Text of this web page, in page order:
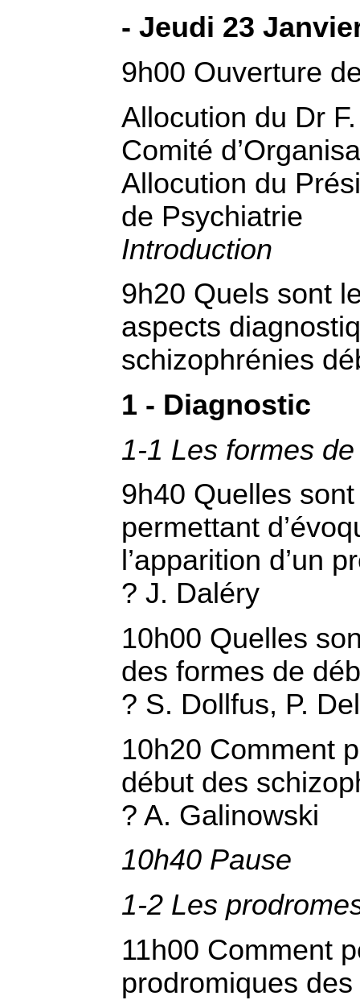
- Jeudi 23
9h00 Ouverture
Allocution du Dr
Comité
Allocution du
de Psychiatrie
Introduction
9h20 Quels sont
aspects
schizophrénies
1 - Diagnostic
1-1 Les formes
9h40 Quelles
permettant
l’apparition d’un
? J. Daléry
10h00 Quelles
des formes de
? S. Dollfus, P.
10h20 Comment
début des
? A. Galinowski
10h40 Pause
1-2 Les
11h00 Comment
prodromiques